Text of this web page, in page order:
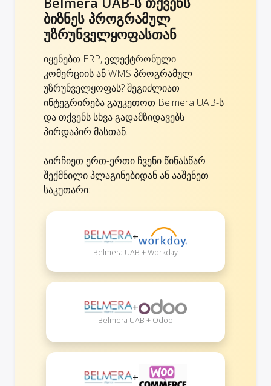
ბიზნეს პროგრამულ
უზრუნველყოფასთან
იყენებთ ERP, ელექტრონული
კომერციის ან WMS პროგრამულ
უზრუნველყოფას? შეგიძლიათ
ინტეგრირება გაუკეთოთ Belmera UAB-ს
და თქვენს სხვა გადამზიდავებს
პირდაპირ მასთან.
აირჩიეთ ერთ-ერთი ჩვენი წინასწარ
შექმნილი პლაგინებიდან ან ააშენეთ
საკუთარი:
+
Belmera UAB + Workday
+
Belmera UAB + Odoo
+